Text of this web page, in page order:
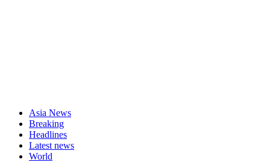
Asia News
Breaking
Headlines
Latest news
World